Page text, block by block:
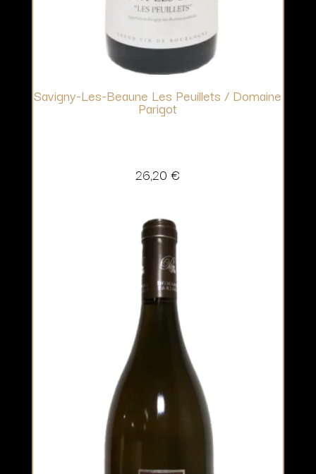
Savigny-Les-Beaune Les Peuillets / Domaine
Parigot
26,20 €